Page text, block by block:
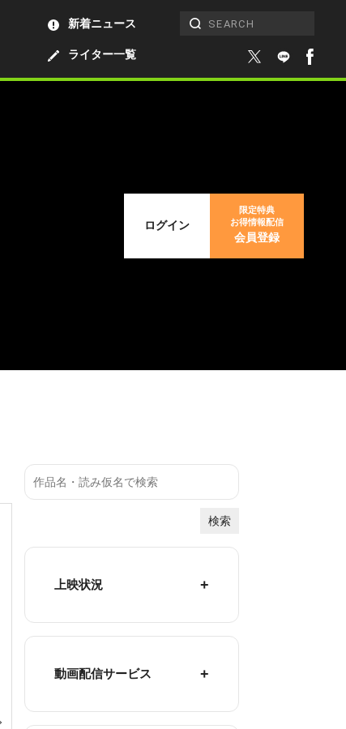
ライター一覧
新着ニュース
ログイン
限定特典
お得情報配信
会員登録
検索
上映状況
動画配信サービス